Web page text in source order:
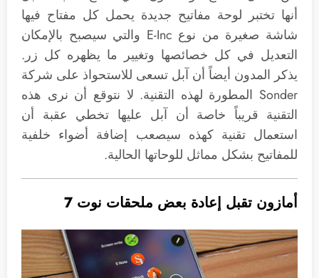
أنها تختبر لوحة مفاتيح جديدة يحمل كل مفتاح فيها
شاشة صغيرة من نوع E-Inc والتي سيصبح بالإمكان
التعديل في كل خصائصها وتغيير ما يظهره كل زر.
يذكر المدون أيضاً أن آبل تسعى للاستحواذ على شركة
Sonder المطورة لهذه التقنية. لا نتوقع أن نرى هذه
التقنية قريباً خاصة أن آبل عليها تخطي عقبة أن
استعمال تقنية كهذه سيصعب إضافة أضواء خلفية
للمفاتيح بشكل مماثل للوحاتها الحالية.
أمازون تقبل إعادة بعض ملحقات نوت 7